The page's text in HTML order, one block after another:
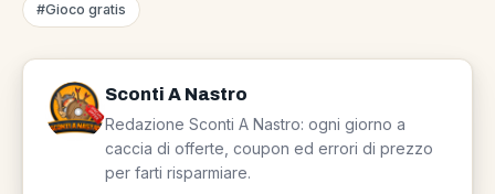
#Gioco gratis
Sconti A Nastro
Redazione Sconti A Nastro: ogni giorno a
caccia di offerte, coupon ed errori di prezzo
per farti risparmiare.